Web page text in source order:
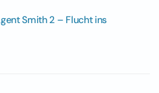
Smith 2 – Flucht ins